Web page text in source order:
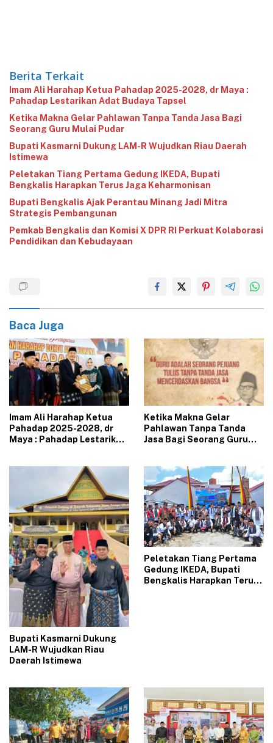
Berita Terkait
Imam Ali Harahap Ketua Pahadap 2025-2028, dr Maya :
Pahadap Lestarikan Adat Budaya Tapsel
Ketika Makna Gelar Pahlawan Tanpa Tanda Jasa Bagi
Seorang Guru Mulai Pudar
Bupati Kasmarni Dukung LAM-R Wujudkan Riau Daerah
Istimewa
Peletakan Tiang Pertama Gedung IKEDA, Bupati
Bengkalis Harapkan Terus Jaga Keharmonisan
​Bupati Bengkalis Ajak Perantau Minang Jadi Mitra
Strategis Pembangunan
Pemkab Bengkalis dan Komisi X DPR RI Perkuat Kolaborasi
Pendidikan dan Kebudayaan
Baca Juga
Imam Ali Harahap Ketua
Pahadap 2025-2028, dr
Maya : Pahadap Lestarikan
Ketika Makna Gelar
Pahlawan Tanpa Tanda
Jasa Bagi Seorang Guru
Bupati Kasmarni Dukung
LAM-R Wujudkan Riau
Daerah Istimewa
Peletakan Tiang Pertama
Gedung IKEDA, Bupati
Bengkalis Harapkan Terus